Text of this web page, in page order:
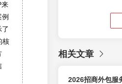
核
相关文章
2026招商外包服